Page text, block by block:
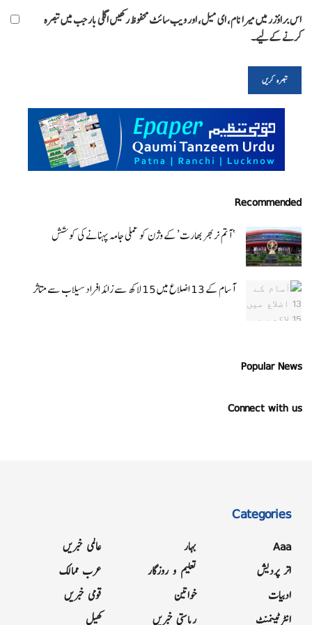
اس براؤزر میں میرا نام، ای میل، اور ویب سائٹ محفوظ رکھیں اگلی بار جب میں تبصرہ
کرنے کےلیے۔
Recommended
‘ آتم نربھر بھارت’ کے وژن کو عملی جامہ پہنانے کی کوشش
آسام کے 13 اضلاع میں 15 لاکھ سے زائد افراد سیلاب سے متاثر
Popular News
Connect with us
Categories
Aaa
اتر پردیش
ادبیات
انٹرٹینمنٹ
بہار
تعلیم و روزگار
خواتین
ریاستی خبریں
عالمی خبریں
عرب ممالک
قومی خبریں
کھیل